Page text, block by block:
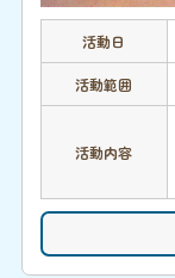
活動日
活動範囲
活動内容